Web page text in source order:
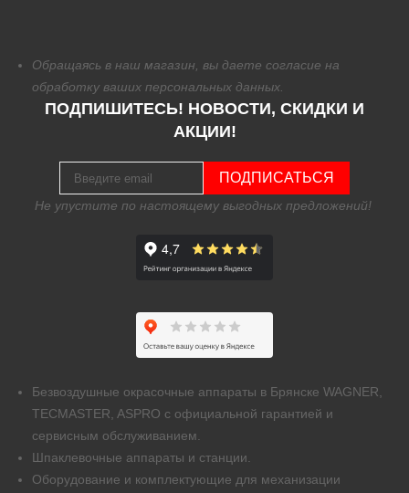
Обращаясь в наш магазин, вы даете согласие на
обработку ваших персональных данных.
ПОДПИШИТЕСЬ! НОВОСТИ, СКИДКИ И
АКЦИИ!
ПОДПИСАТЬСЯ
Не упустите по настоящему выгодных предложений!
Безвоздушные окрасочные аппараты в Брянске WAGNER,
TECMASTER, ASPRO с официальной гарантией и
сервисным обслуживанием.
Шпаклевочные аппараты и станции.
Оборудование и комплектующие для механизации